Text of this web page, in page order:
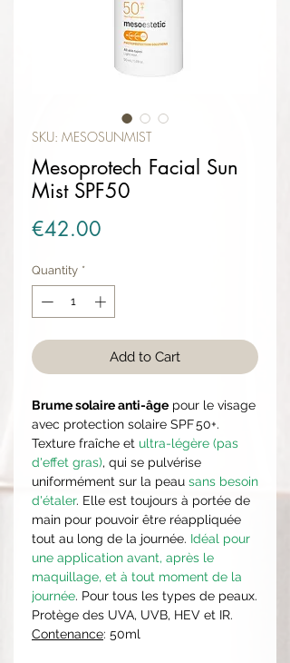
SKU: MESOSUNMIST
Mesoprotech Facial Sun
Mist SPF50
€42.00
Quantity *
Add to Cart
Brume solaire anti-âge pour le visage
avec protection solaire SPF 50+.
Texture fraîche et ultra-légère (pas
d'effet gras), qui se pulvérise
uniformément sur la peau sans besoin
d'étaler. Elle est toujours à portée de
main pour pouvoir être réappliquée
tout au long de la journée. Idéal pour
une application avant, après le
maquillage, et à tout moment de la
journée. Pour tous les types de peaux.
Protège des UVA, UVB, HEV et IR.
Contenance: 50ml